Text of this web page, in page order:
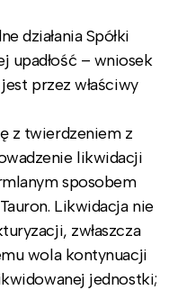
działania Spółki
upadłość – wniosek
przez właściwy
z twierdzeniem z
likwidacji
sposobem
Likwidacja nie
zwłaszcza
wola kontynuacji
jednostki;